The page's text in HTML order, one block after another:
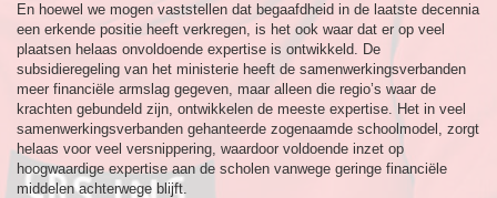
En hoewel we mogen vaststellen dat begaafdheid in de laatste decennia
een erkende positie heeft verkregen, is het ook waar dat er op veel
plaatsen helaas onvoldoende expertise is ontwikkeld. De
subsidieregeling van het ministerie heeft de samenwerkingsverbanden
meer financiële armslag gegeven, maar alleen die regio’s waar de
krachten gebundeld zijn, ontwikkelen de meeste expertise. Het in veel
samenwerkingsverbanden gehanteerde zogenaamde schoolmodel, zorgt
helaas voor veel versnippering, waardoor voldoende inzet op
hoogwaardige expertise aan de scholen vanwege geringe financiële
middelen achterwege blijft.